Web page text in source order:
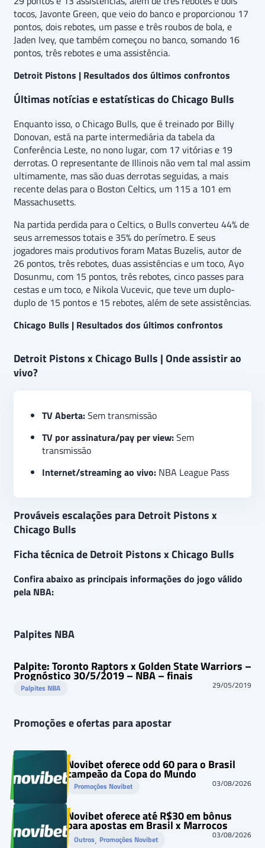
tocos, Javonte Green, que veio do banco e proporcionou 17
pontos, dois rebotes, um passe e três roubos de bola, e
Jaden Ivey, que também começou no banco, somando 16
pontos, três rebotes e uma assistência.
Detroit Pistons | Resultados dos últimos confrontos
Últimas notícias e estatísticas do Chicago Bulls
Enquanto isso, o Chicago Bulls, que é treinado por Billy
Donovan, está na parte intermediária da tabela da
Conferência Leste, no nono lugar, com 17 vitórias e 19
derrotas. O representante de Illinois não vem tal mal assim
ultimamente, mas são duas derrotas seguidas, a mais
recente delas para o Boston Celtics, um 115 a 101 em
Massachusetts.
Na partida perdida para o Celtics, o Bulls converteu 44% de
seus arremessos totais e 35% do perímetro. E seus
jogadores mais produtivos foram Matas Buzelis, autor de
26 pontos, três rebotes, duas assistências e um toco, Ayo
Dosunmu, com 15 pontos, três rebotes, cinco passes para
cestas e um toco, e Nikola Vucevic, que teve um duplo-
duplo de 15 pontos e 15 rebotes, além de sete assistências.
Chicago Bulls | Resultados dos últimos confrontos
Detroit Pistons x Chicago Bulls | Onde assistir ao
vivo?
TV Aberta:Sem transmissão
TV por assinatura/pay per view:Sem
transmissão
Internet/streaming ao vivo: NBA League Pass
Prováveis escalações para Detroit Pistons x
Chicago Bulls
Ficha técnica de Detroit Pistons x Chicago Bulls
Confira abaixo as principais informações do jogo válido
pela NBA:
Palpites NBA
Palpite: Toronto Raptors x Golden State Warriors –
Prognóstico 30/5/2019 – NBA – finais
Palpites NBA 29/05/2019
Promoções e ofertas para apostar
Novibet oferece odd 60 para o Brasil
campeão da Copa do Mundo
Promoções Novibet 03/08/2026
Novibet oferece até R$30 em bônus
para apostas em Brasil x Marrocos
Outros, Promoções Novibet 03/08/2026